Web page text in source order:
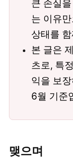
큰 손실
는 이유
상태를
본 글은
츠로, 특
익을 보
6월 기준
맺으며